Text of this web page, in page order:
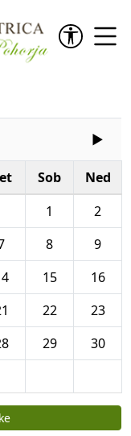
►
Sob
Ned
1
2
8
9
15
16
22
23
29
30